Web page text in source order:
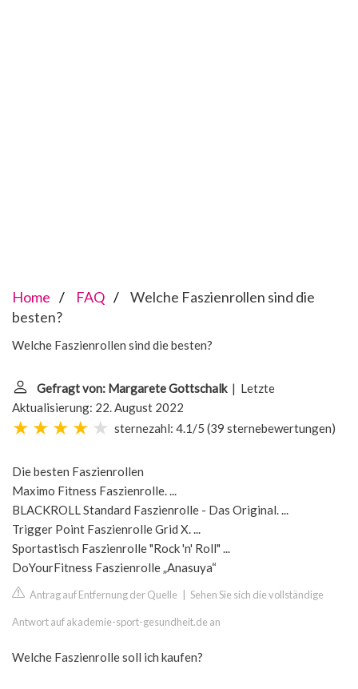
Home FAQ
Welche Faszienrollen sind die
besten?
Welche Faszienrollen sind die besten?
Gefragt von: Margarete Gottschalk| Letzte
Aktualisierung: 22. August 2022
sternezahl: 4.1/5 (39 sternebewertungen)
Die besten Faszienrollen
Maximo Fitness Faszienrolle. ...
BLACKROLL Standard Faszienrolle - Das Original. ...
Trigger Point Faszienrolle Grid X. ...
Sportastisch Faszienrolle "Rock 'n' Roll" ...
DoYourFitness Faszienrolle „Anasuya“
Antrag auf Entfernung der Quelle Sehen Sie sich die vollständige
Antwort auf akademie-sport-gesundheit.de an
Welche Faszienrolle soll ich kaufen?